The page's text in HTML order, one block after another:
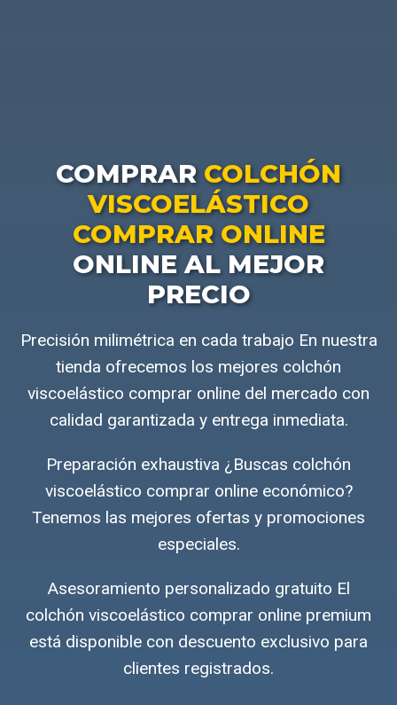
COMPRAR COLCHÓN
VISCOELÁSTICO
COMPRAR ONLINE
ONLINE AL MEJOR
PRECIO
Precisión milimétrica en cada trabajo En nuestra
tienda ofrecemos los mejores colchón
viscoelástico comprar online del mercado con
calidad garantizada y entrega inmediata.
Preparación exhaustiva ¿Buscas colchón
viscoelástico comprar online económico?
Tenemos las mejores ofertas y promociones
especiales.
Asesoramiento personalizado gratuito El
colchón viscoelástico comprar online premium
está disponible con descuento exclusivo para
clientes registrados.